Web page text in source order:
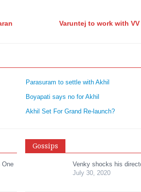
Varuntej to work with
Parasuram to settle with Akhil
Boyapati says no for Akhil
Akhil Set For Grand Re-launch?
One
Gossips
Venky shocks his
July 30, 2020